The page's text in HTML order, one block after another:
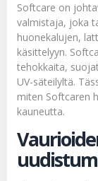
Softcare on
valmistaja, joka
huonekalujen,
käsittelyyn.
tehokkaita,
UV-säteilyltä.
miten Softcaren
kauneutta.